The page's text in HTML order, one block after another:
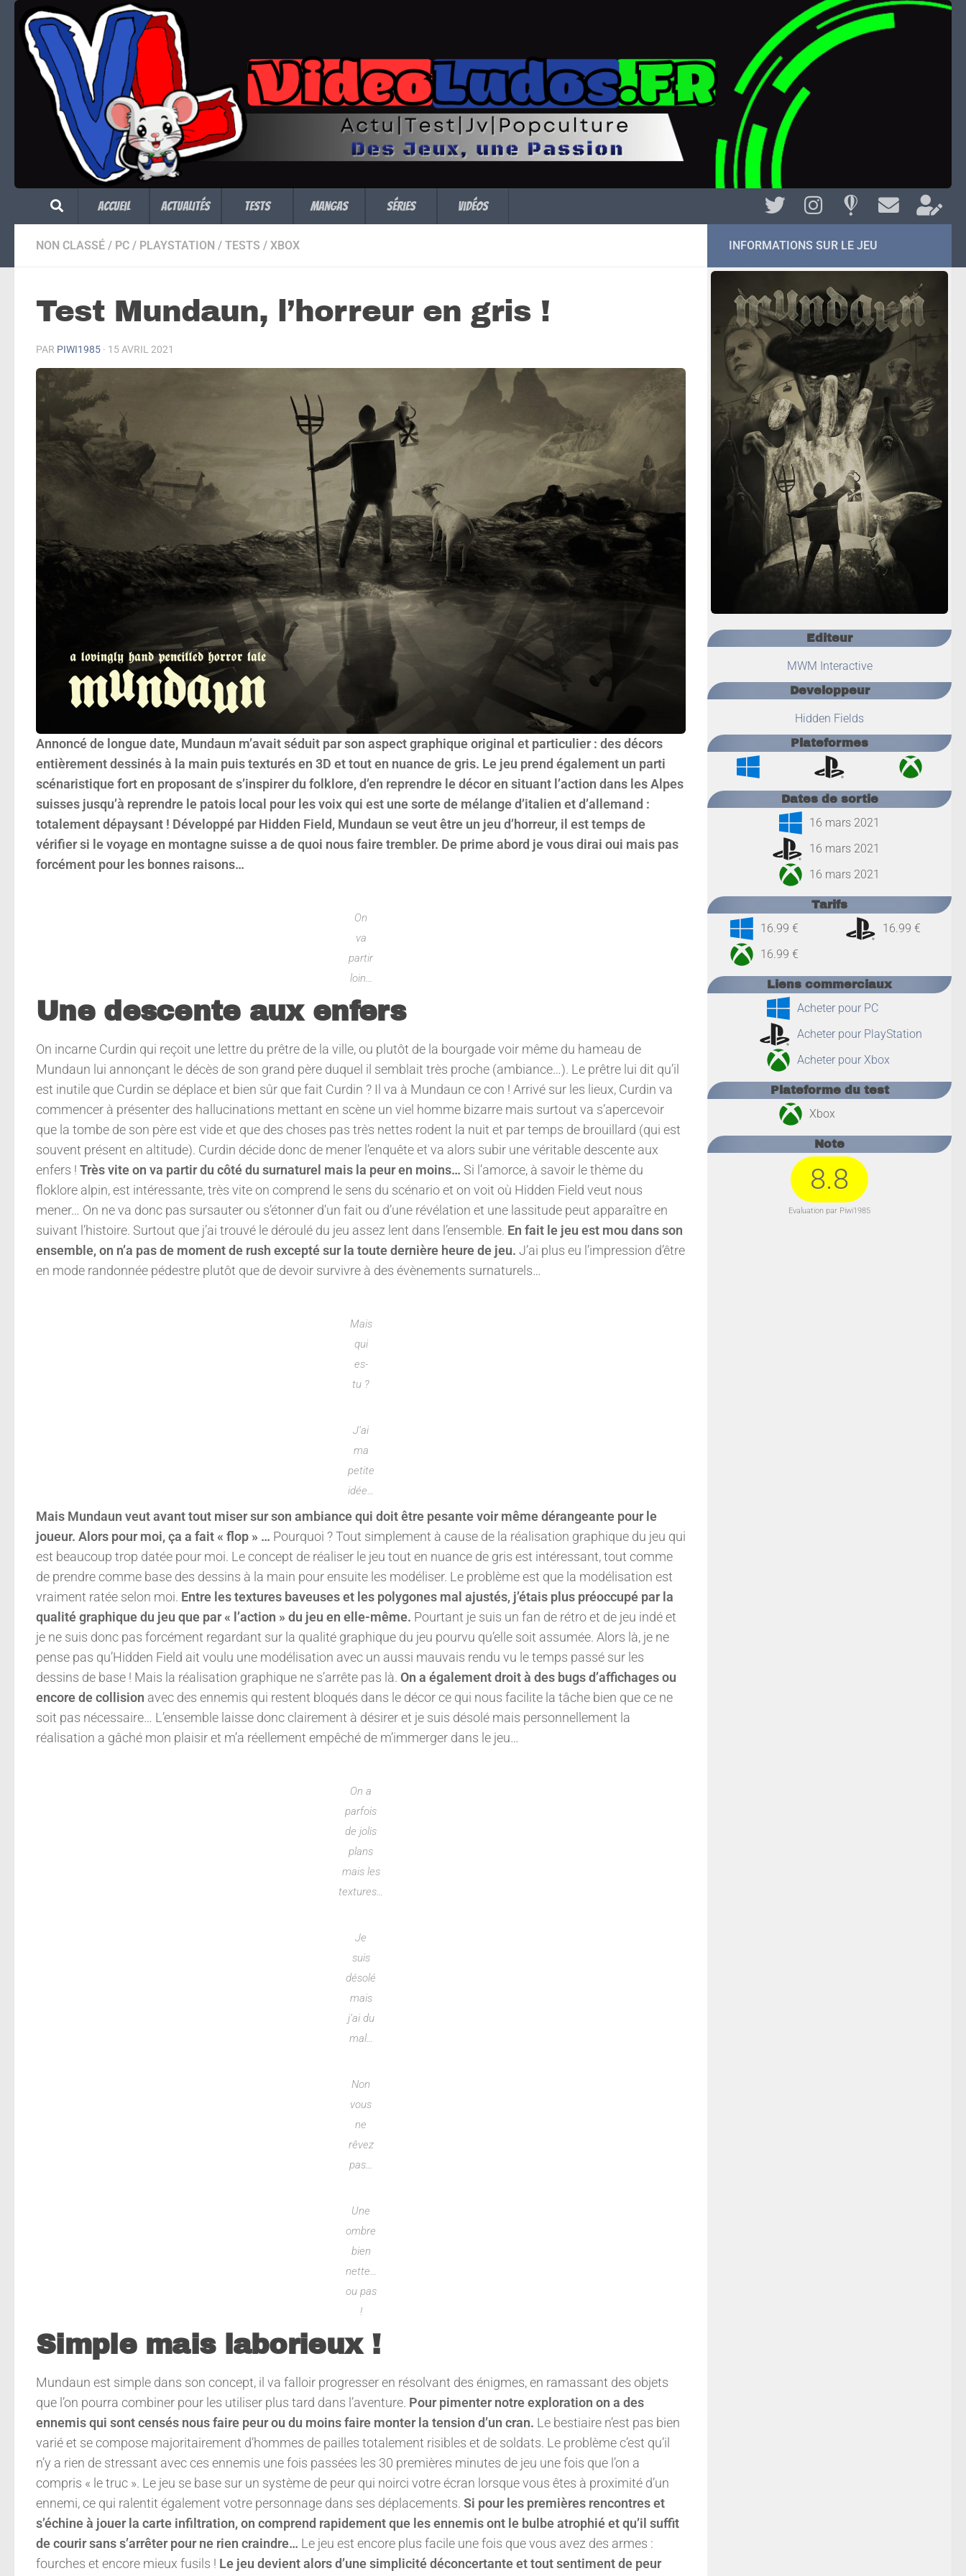
Skip to content
Accueil Actualités Tests Mangas Séries Vidéos
NON CLASSÉ / PC / PLAYSTATION / TESTS / XBOX
Test Mundaun, l’horreur en gris !
PAR PIWI1985 · 15 AVRIL 2021
Annoncé de longue date, Mundaun m’avait séduit par son aspect graphique original et particulier : des décors
entièrement dessinés à la main puis texturés en 3D et tout en nuance de gris. Le jeu prend également un parti
scénaristique fort en proposant de s’inspirer du folklore, d’en reprendre le décor en situant l’action dans les Alpes
suisses jusqu’à reprendre le patois local pour les voix qui est une sorte de mélange d’italien et d’allemand :
totalement dépaysant ! Développé par Hidden Field, Mundaun se veut être un jeu d’horreur, il est temps de
vérifier si le voyage en montagne suisse a de quoi nous faire trembler. De prime abord je vous dirai oui mais pas
forcément pour les bonnes raisons…
On
va
partir
loin…
Une descente aux enfers
On incarne Curdin qui reçoit une lettre du prêtre de la ville, ou plutôt de la bourgade voir même du hameau de
Mundaun lui annonçant le décès de son grand père duquel il semblait très proche (ambiance…). Le prêtre lui dit qu’il
est inutile que Curdin se déplace et bien sûr que fait Curdin ? Il va à Mundaun ce con ! Arrivé sur les lieux, Curdin va
commencer à présenter des hallucinations mettant en scène un viel homme bizarre mais surtout va s’apercevoir
que la tombe de son père est vide et que des choses pas très nettes rodent la nuit et par temps de brouillard (qui est
souvent présent en altitude). Curdin décide donc de mener l’enquête et va alors subir une véritable descente aux
enfers ! Très vite on va partir du côté du surnaturel mais la peur en moins… Si l’amorce, à savoir le thème du
floklore alpin, est intéressante, très vite on comprend le sens du scénario et on voit où Hidden Field veut nous
mener… On ne va donc pas sursauter ou s’étonner d’un fait ou d’une révélation et une lassitude peut apparaître en
suivant l’histoire. Surtout que j’ai trouvé le déroulé du jeu assez lent dans l’ensemble. En fait le jeu est mou dans son
ensemble, on n’a pas de moment de rush excepté sur la toute dernière heure de jeu. J’ai plus eu l’impression d’être
en mode randonnée pédestre plutôt que de devoir survivre à des évènements surnaturels…
Mais
qui
es-
tu ?
J’ai
ma
petite
idée…
Mais Mundaun veut avant tout miser sur son ambiance qui doit être pesante voir même dérangeante pour le
joueur. Alors pour moi, ça a fait « flop » … Pourquoi ? Tout simplement à cause de la réalisation graphique du jeu qui
est beaucoup trop datée pour moi. Le concept de réaliser le jeu tout en nuance de gris est intéressant, tout comme
de prendre comme base des dessins à la main pour ensuite les modéliser. Le problème est que la modélisation est
vraiment ratée selon moi. Entre les textures baveuses et les polygones mal ajustés, j’étais plus préoccupé par la
qualité graphique du jeu que par « l’action » du jeu en elle-même. Pourtant je suis un fan de rétro et de jeu indé et
je ne suis donc pas forcément regardant sur la qualité graphique du jeu pourvu qu’elle soit assumée. Alors là, je ne
pense pas qu’Hidden Field ait voulu une modélisation avec un aussi mauvais rendu vu le temps passé sur les
dessins de base ! Mais la réalisation graphique ne s’arrête pas là. On a également droit à des bugs d’affichages ou
encore de collision avec des ennemis qui restent bloqués dans le décor ce qui nous facilite la tâche bien que ce ne
soit pas nécessaire… L’ensemble laisse donc clairement à désirer et je suis désolé mais personnellement la
réalisation a gâché mon plaisir et m’a réellement empêché de m’immerger dans le jeu…
On a
parfois
de jolis
plans
mais les
textures…
Je
suis
désolé
mais
j’ai du
mal…
Non
vous
ne
rêvez
pas…
Une
ombre
bien
nette…
ou pas
!
Simple mais laborieux !
Mundaun est simple dans son concept, il va falloir progresser en résolvant des énigmes, en ramassant des objets
que l’on pourra combiner pour les utiliser plus tard dans l’aventure. Pour pimenter notre exploration on a des
ennemis qui sont censés nous faire peur ou du moins faire monter la tension d’un cran. Le bestiaire n’est pas bien
varié et se compose majoritairement d’hommes de pailles totalement risibles et de soldats. Le problème c’est qu’il
n’y a rien de stressant avec ces ennemis une fois passées les 30 premières minutes de jeu une fois que l’on a
compris « le truc ». Le jeu se base sur un système de peur qui noirci votre écran lorsque vous êtes à proximité d’un
ennemi, ce qui ralentit également votre personnage dans ses déplacements. Si pour les premières rencontres et
s’échine à jouer la carte infiltration, on comprend rapidement que les ennemis ont le bulbe atrophié et qu’il suffit
de courir sans s’arrêter pour ne rien craindre… Le jeu est encore plus facile une fois que vous avez des armes :
fourches et encore mieux fusils ! Le jeu devient alors d’une simplicité déconcertante et tout sentiment de peur
INFORMATIONS SUR LE JEU
Editeur
MWM Interactive
Developpeur
Hidden Fields
Plateformes
Dates de sortie
16 mars 2021
16 mars 2021
16 mars 2021
Tarifs
16.99 €
16.99 €
16.99 €
Liens commerciaux
Acheter pour PC
Acheter pour PlayStation
Acheter pour Xbox
Plateforme du test
Xbox
Note
8.8
Evaluation par Piwi1985